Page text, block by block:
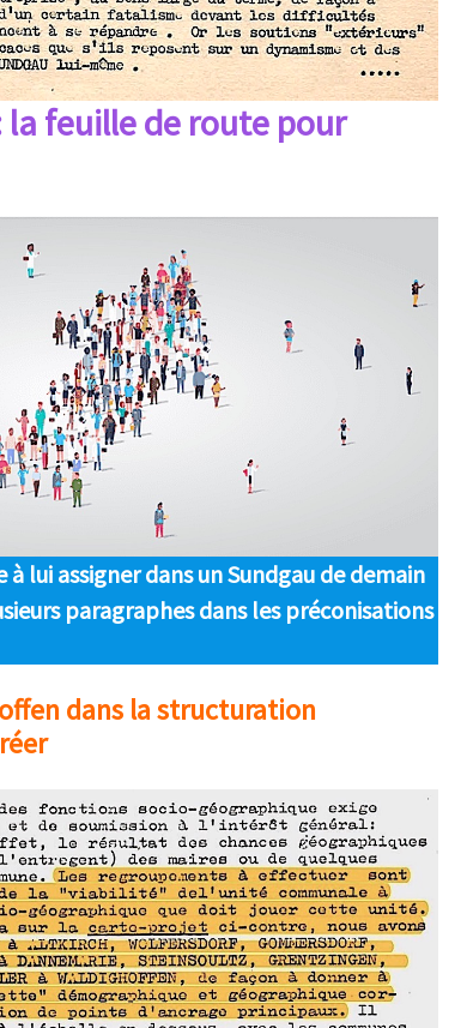
feuille de route pour
lui assigner dans un Sundgau de demain
paragraphes dans les préconisations
dans la structuration